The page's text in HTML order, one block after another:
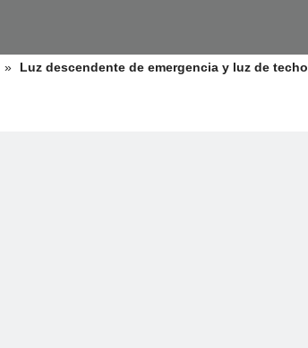
» Luz descendente de emergencia y luz de techo